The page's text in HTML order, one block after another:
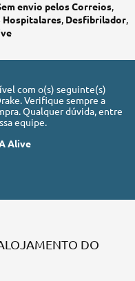
envio pelos Correios,
Hospitalares, Desfibrilador,
com o(s) seguinte(s)
Verifique sempre a
Qualquer dúvida, entre
equipe.
Alive
DO